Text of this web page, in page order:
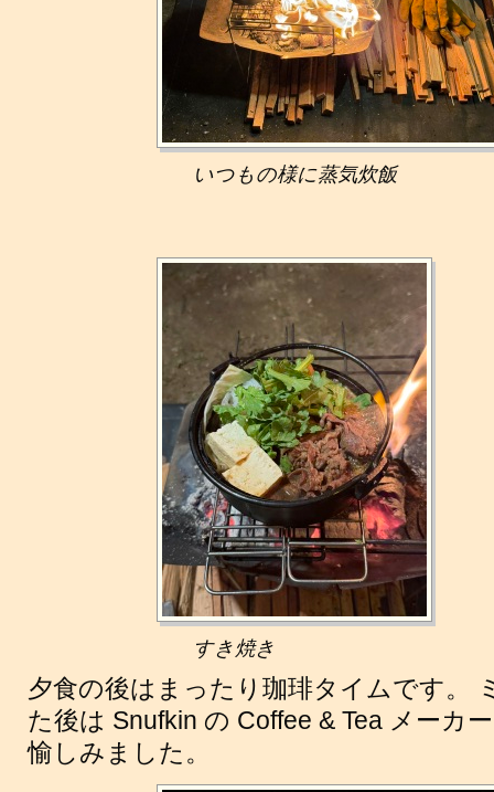
いつもの様に蒸気炊飯
すき焼き
夕食の後はまったり珈琲タイムです。
た後は Snufkin の Coffee & Tea メーカ
愉しみました。